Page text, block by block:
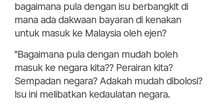
bagaimana pula dengan isu berbangkit di
mana ada dakwaan bayaran di kenakan
untuk masuk ke Malaysia oleh ejen?
"Bagaimana pula dengan mudah boleh
masuk ke negara kita?? Perairan kita?
Sempadan negara? Adakah mudah dibolosi?
Isu ini melibatkan kedaulatan negara.